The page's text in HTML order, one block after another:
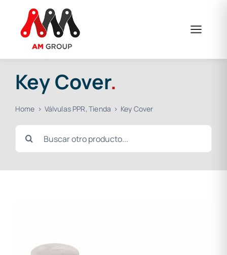
content
Key Cover.
Home Válvulas PPR Tienda Key Cover
Search
for: